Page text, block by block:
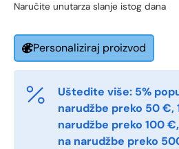
Telefon
Postnummer
Antall *
Naručite unutarza slanje istog dana
Personaliziraj proizvod
Uštedite više: 5%
narudžbe preko 50 €,
narudžbe preko 100
na narudžbe preko